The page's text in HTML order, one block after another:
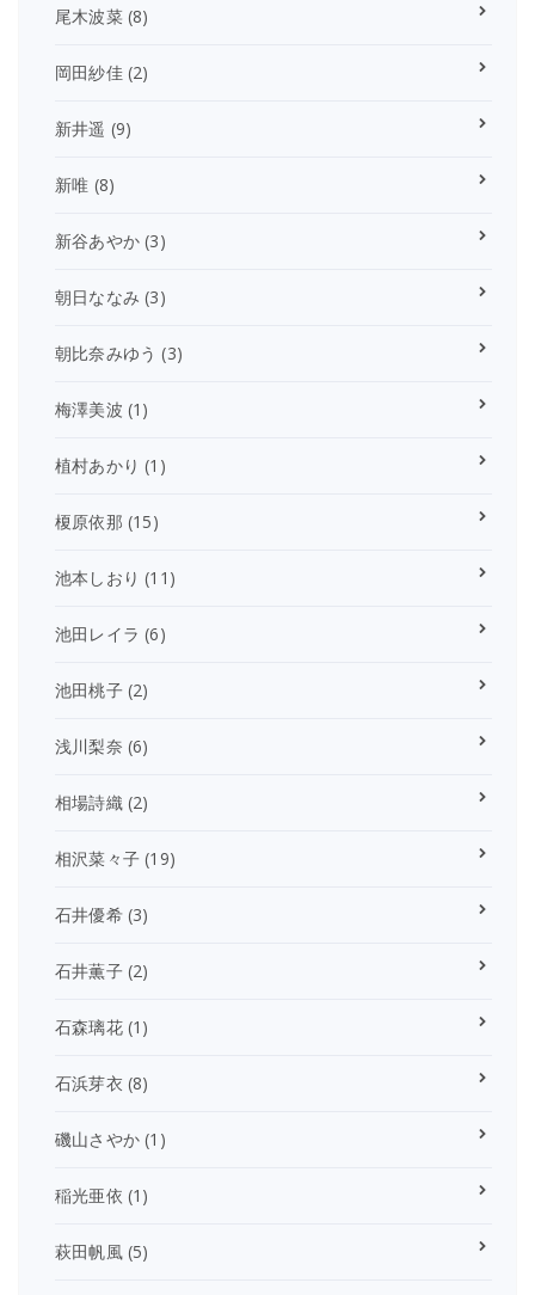
尾木波菜(8)
岡田紗佳(2)
新井遥 (9)
新唯 (8)
新谷あやか (3)
朝日ななみ (3)
朝比奈みゆう (3)
梅澤美波 (1)
植村あかり (1)
榎原依那 (15)
池本しおり (11)
池田レイラ (6)
池田桃子(2)
浅川梨奈 (6)
相場詩織(2)
相沢菜々子 (19)
石井優希(3)
石井薫子(2)
石森璃花(1)
石浜芽衣 (8)
磯山さやか (1)
稲光亜依 (1)
萩田帆風(5)